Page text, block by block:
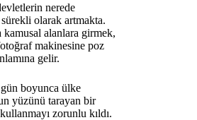
nerede
olarak artmakta.
alanlara girmek,
makinesine poz
gelir.
boyunca ülke
yüzünü tarayan bir
kullanmayı zorunlu kıldı.